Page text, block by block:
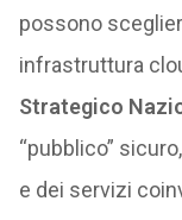
possono
infrastruttura
Strategico
“pubblico”
e dei servizi